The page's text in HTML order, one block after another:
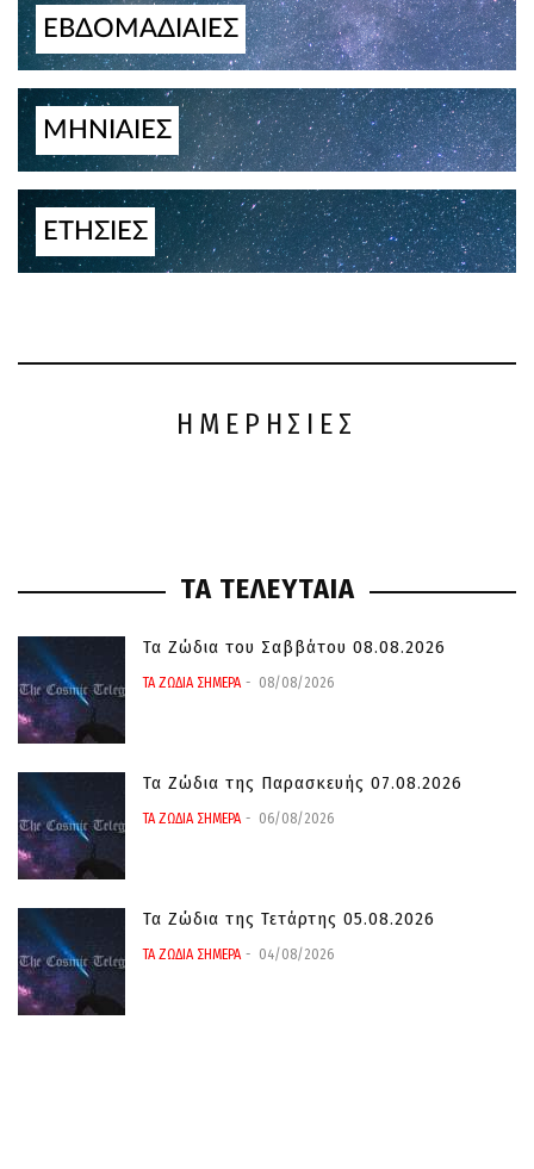
ΕΒΔΟΜΑΔΙΑΙΕΣ
ΜΗΝΙΑΙΕΣ
ΕΤΗΣΙΕΣ
ΗΜΕΡΗΣΙΕΣ
ΤΑ ΤΕΛΕΥΤΑΙΑ
Τα Ζώδια του Σαββάτου 08.08.2026
ΤΑ ΖΩΔΙΑ ΣΗΜΕΡΑ 08/08/2026
Τα Ζώδια της Παρασκευής 07.08.2026
ΤΑ ΖΩΔΙΑ ΣΗΜΕΡΑ 06/08/2026
Τα Ζώδια της Τετάρτης 05.08.2026
ΤΑ ΖΩΔΙΑ ΣΗΜΕΡΑ 04/08/2026